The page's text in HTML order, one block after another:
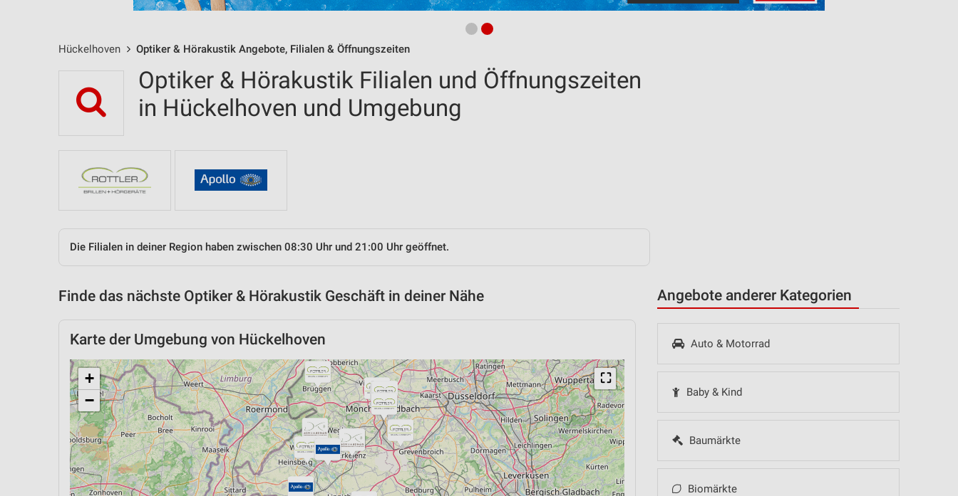
Hückelhoven Optiker & Hörakustik Angebote, Filialen & Öffnungszeiten
Angebote anderer Kategorien
Auto & Motorrad
Baby & Kind
Baumärkte
Biomärkte
Optiker & Hörakustik Filialen und Öffnungszeiten
in Hückelhoven und Umgebung
Die Filialen in deiner Region haben zwischen 08:30 Uhr und 21:00 Uhr geöffnet.
Finde das nächste Optiker & Hörakustik Geschäft in deiner Nähe
Karte der Umgebung von Hückelhoven
⛶
+
−